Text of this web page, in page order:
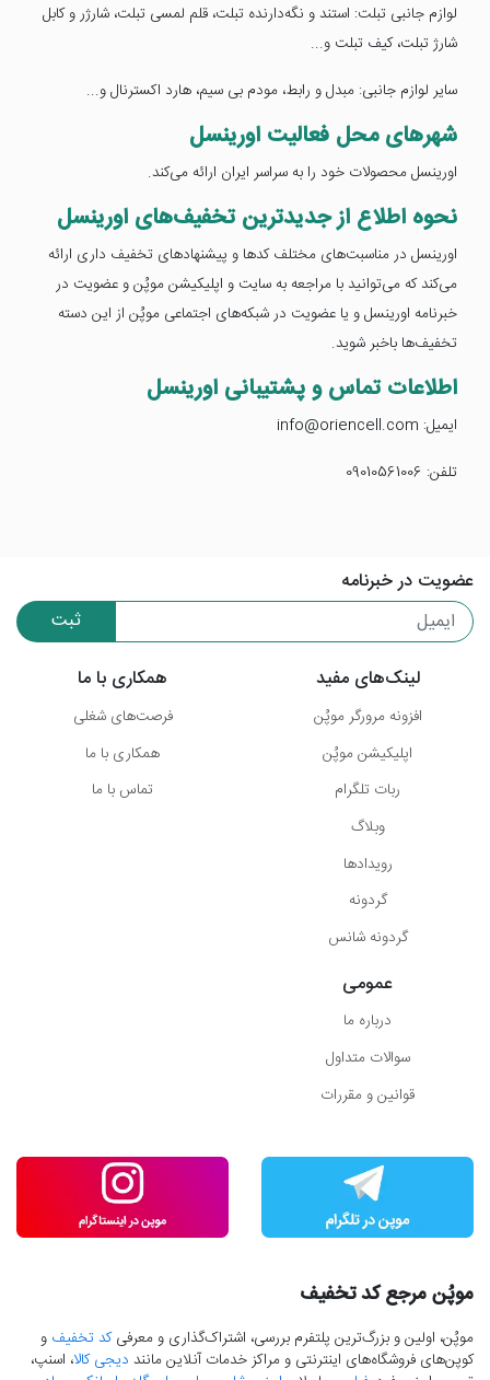
لوازم جانبی تبلت: استند و نگه‌دارنده تبلت، قلم لمسی تبلت، شارژر و کابل
شارژ تبلت، کیف تبلت و...
سایر لوازم جانبی: مبدل و رابط، مودم بی سیم، هارد اکسترنال و...
شهرهای محل فعالیت اورینسل
اورینسل محصولات خود را به سراسر ایران ارائه می‌کند.
نحوه اطلاع از جدیدترین تخفیف‌های اورینسل
اورینسل در مناسبت‌های مختلف کدها و پیشنهادهای تخفیف داری ارائه
می‌کند که می‌توانید با مراجعه به سایت و اپلیکیشن موپُن و عضویت در
خبرنامه اورینسل و یا عضویت در شبکه‌های اجتماعی موپُن از این دسته
تخفیف‌ها باخبر شوید.
اطلاعات تماس و پشتیبانی اورینسل
ایمیل: info@oriencell.com
تلفن: 09010561006
عضویت در خبرنامه
ثبت
لینک‌های مفید
افزونه مرورگر موپُن
اپلیکیشن موپُن
ربات تلگرام
وبلاگ
رویدادها
گردونه
گردونه شانس
همکاری با ما
فرصت‌های شغلی
همکاری با ما
تماس با ما
عمومی
درباره ما
سوالات متداول
قوانین و مقررات
موپُن مرجع کد تخفیف
موپُن، اولین و بزرگ‌ترین پلتفرم بررسی، اشتراک‌گذاری و معرفیکد تخفیف و
کوپن‌های فروشگاه‌های اینترنتی و مراکز خدمات آنلاین مانند دیجی کالا، اسنپ،